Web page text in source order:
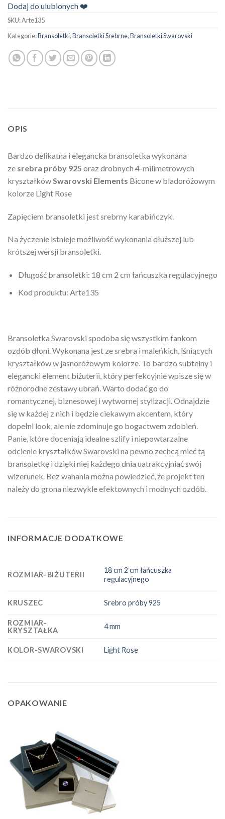
Dodaj do ulubionych ❤️
SKU:Arte135
Kategorie:Bransoletki,Bransoletki Srebrne,Bransoletki Swarovski
OPIS
Bardzo delikatna i elegancka bransoletka wykonana
ze srebra próby 925 oraz drobnych 4-milimetrowych
kryształkówSwarovski Elements Bicone w bladoróżowym
kolorze Light Rose
Zapięciem bransoletki jest srebrny karabińczyk.
Na życzenie istnieje możliwość wykonania dłuższej lub
krótszej wersji bransoletki.
Długość bransoletki: 18 cm 2 cm łańcuszka regulacyjnego
Kod produktu: Arte135
Bransoletka Swarovski spodoba się wszystkim fankom
ozdób dłoni. Wykonana jest ze srebra i maleńkich, lśniących
kryształków w jasnoróżowym kolorze. To bardzo subtelny i
elegancki element biżuterii, który perfekcyjnie wpisze się w
różnorodne zestawy ubrań. Warto dodać go do
romantycznej, biznesowej i wytwornej stylizacji. Odnajdzie
się w każdej z nich i będzie ciekawym akcentem, który
dopełni look, ale nie zdominuje go bogactwem zdobień.
Panie, które doceniają idealne szlify i niepowtarzalne
odcienie kryształków Swarovski na pewno zechcą mieć tą
bransoletkę i dzięki niej każdego dnia uatrakcyjniać swój
wizerunek. Bez wahania można powiedzieć, że projekt ten
należy do grona niezwykle efektownych i modnych ozdób.
INFORMACJE DODATKOWE
ROZMIAR-BIŻUTERII
18 cm 2 cm łańcuszka
regulacyjnego
KRUSZEC Srebro próby 925
ROZMIAR-
KRYSZTAŁKA
4 mm
KOLOR-SWAROVSKI Light Rose
OPAKOWANIE